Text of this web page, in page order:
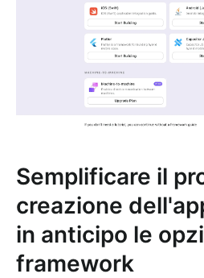
Semplificare il
creazione
in anticipo le
framework